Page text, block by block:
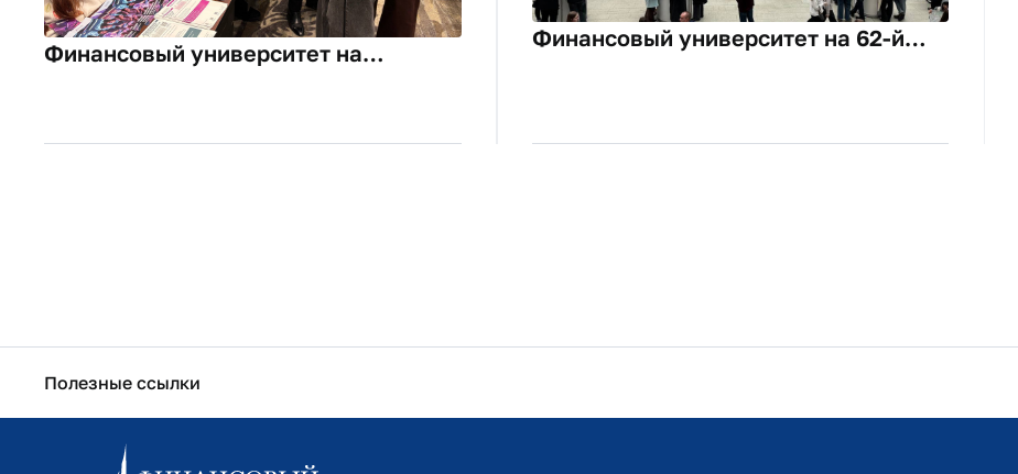
Финансовый университет на
Финансовый университет на 62-й
Полезные ссылки
Информационно-образовательный портал